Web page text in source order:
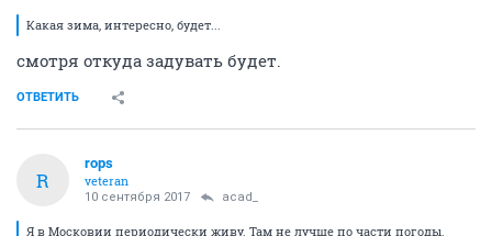
Какая зима, интересно, будет...
смотря откуда задувать будет.
ОТВЕТИТЬ
R
rops
veteran
10 сентября 2017 acad_
Я в Московии периодически живу. Там не лучше по части погоды.